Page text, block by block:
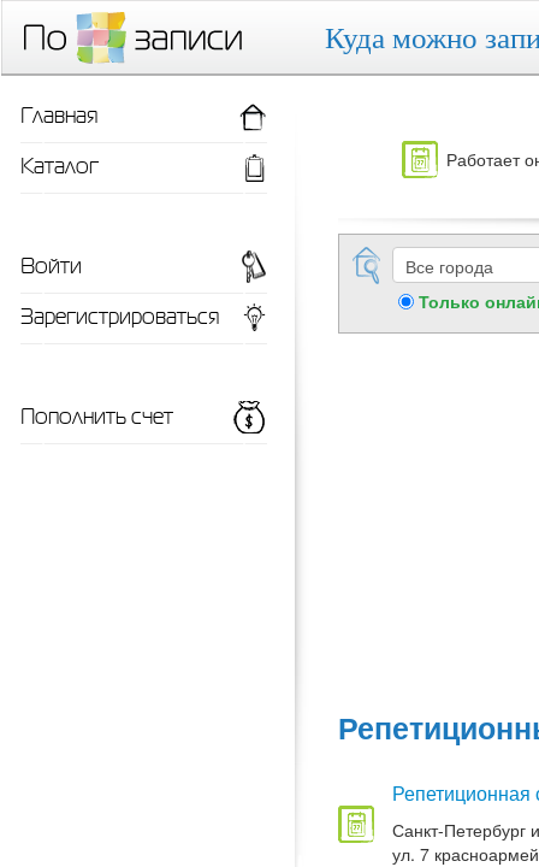
Куда можно
Работает
Только
Репетиционная
Санкт-Петербург
ул. 7
Главная
Каталог
Войти
Зарегистрироваться
Пополнить счет